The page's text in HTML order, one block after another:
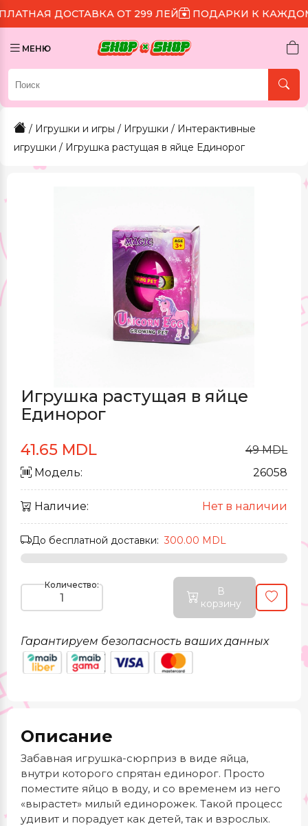
ОТ 299 ЛЕЙ ПОДАРКИ К КАЖДОМУ
МЕНЮ
/ Игрушки и игры / Игрушки / Интерактивные
игрушки / Игрушка растущая в яйце Единорог
Игрушка растущая в яйце
Единорог
41.65 MDL
49 MDL
Модель:
26058
Наличие: Нет в наличии
До бесплатной доставки:300.00 MDL
Количество:
В
корзину
Гарантируем безопасность ваших данных
Описание
Забавная игрушка-сюрприз в виде яйца,
внутри которого спрятан единорог. Просто
поместите яйцо в воду, и со временем из него
«вырастет» милый единорожек. Такой процесс
удивит и порадует как детей, так и взрослых.